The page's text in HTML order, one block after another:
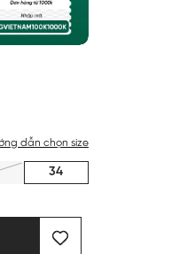
dẫn chọn size
34